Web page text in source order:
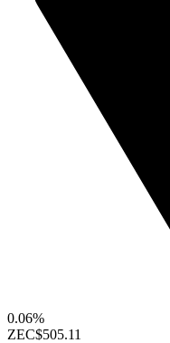
0.06%
ZEC$505.11